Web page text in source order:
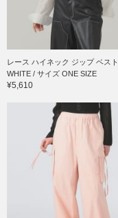
レース ハイネック ジップ ベスト
WHITE / サイズ ONE SIZE
¥5,610